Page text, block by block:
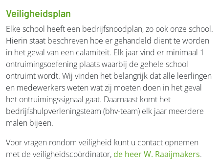
Veiligheidsplan
Elke school heeft een bedrijfsnoodplan, zo ook onze school.
Hierin staat beschreven hoe er gehandeld dient te worden
in het geval van een calamiteit. Elk jaar vind er minimaal 1
ontruimingsoefening plaats waarbij de gehele school
ontruimt wordt. Wij vinden het belangrijk dat alle leerlingen
en medewerkers weten wat zij moeten doen in het geval
het ontruimingssignaal gaat. Daarnaast komt het
bedrijfshulpverleningsteam (bhv-team) elk jaar meerdere
malen bijeen.
Voor vragen rondom veiligheid kunt u contact opnemen
met de veiligheidscoördinator, de heer W. Raaijmakers.